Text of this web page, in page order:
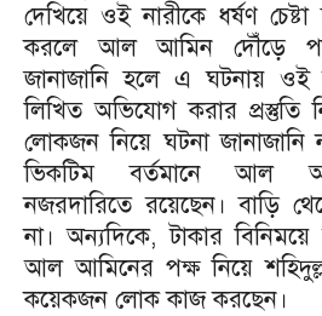
দেখিয়ে ওই নারীকে ধর্ষণ
করলে আল আমিন দৌঁড়ে
জানাজানি হলে এ ঘটনায়
লিখিত অভিযোগ করার
লোকজন নিয়ে ঘটনা জানাজানি
ভিকটিম বর্তমানে আল
নজরদারিতে রয়েছেন। বাড়ি
না। অন্যদিকে, টাকার বিনিময়ে
আল আমিনের পক্ষ নিয়ে
কয়েকজন লোক কাজ করছেন।